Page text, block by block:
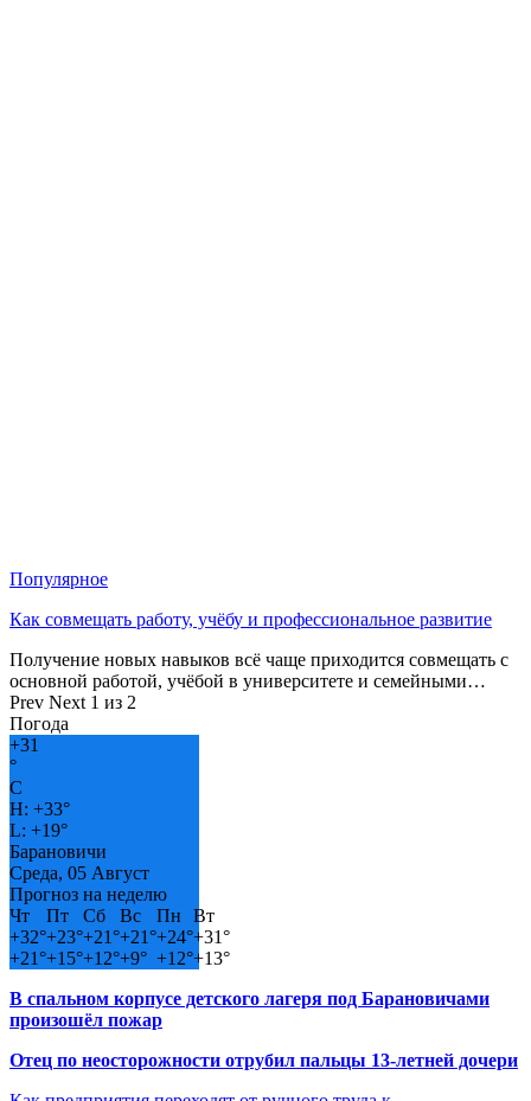
Популярное
Как совмещать работу, учёбу и профессиональное развитие
Получение новых навыков всё чаще приходится совмещать с
основной работой, учёбой в университете и семейными…
Prev Next 1 из 2
Погода
+31
°
C
H: +33°
L: +19°
Барановичи
Среда, 05 Август
Прогноз на неделю
Чт
Пт Сб Вс Пн
Вт
+32°+23°+21°+21°+24°+31°
+21°+15°+12°+9° +12°+13°
В спальном корпусе детского лагеря под Барановичами
произошёл пожар
Отец по неосторожности отрубил пальцы 13-летней дочери